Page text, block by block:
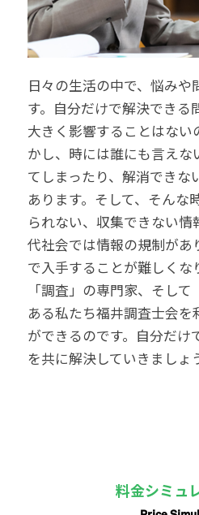
日々の生活の中で、悩み
す。自分だけで解決できる
大きく影響することはない
かし、時には誰にも言えな
てしまったり、解消できな
あります。そして、そんな
られない、収集できない情
代社会では情報の規制があ
で入手することが難しくな
「調査」の専門家、そし
ある私たち福井調査士会を
ができるのです。自分だけ
を共に解決していきましょ
料金シミュ